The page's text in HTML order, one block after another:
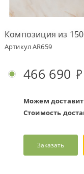
Условия
Бонусная
программа
Корпоративным
клиентам
связь
language
Композиция из
Артикул AR659
466 690
Можем
Стоимость
Заказать